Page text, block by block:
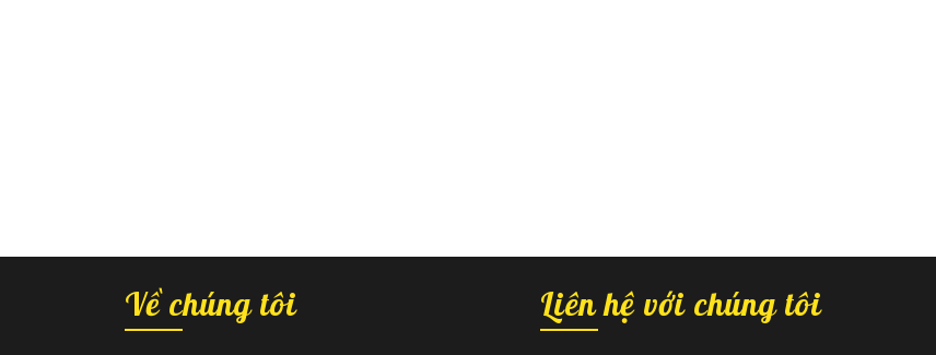
Về chúng tôi Liên hệ với chúng tôi